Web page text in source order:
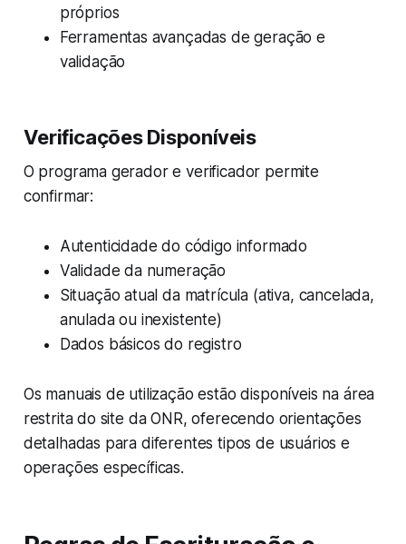
próprios
Ferramentas avançadas de geração e
validação
Verificações Disponíveis
O programa gerador e verificador permite
confirmar:
Autenticidade do código informado
Validade da numeração
Situação atual da matrícula (ativa, cancelada,
anulada ou inexistente)
Dados básicos do registro
Os manuais de utilização estão disponíveis na área
restrita do site da ONR, oferecendo orientações
detalhadas para diferentes tipos de usuários e
operações específicas.